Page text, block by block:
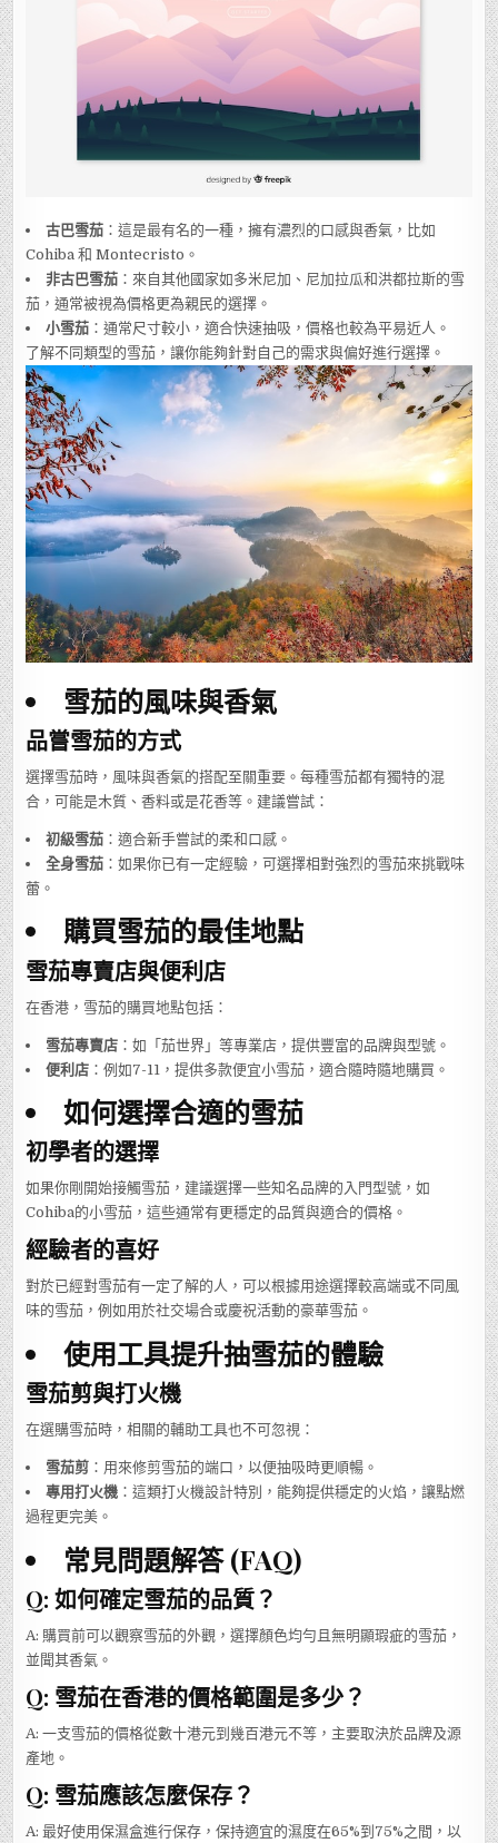
古巴雪茄 ：這是最有名的一種，擁有濃烈的口感與香氣，比如
Cohiba 和 Montecristo。
非古巴雪茄 ：來自其他國家如多米尼加、尼加拉瓜和洪都拉斯的雪
茄，通常被視為價格更為親民的選擇。
小雪茄 ：通常尺寸較小，適合快速抽吸，價格也較為平易近人。
了解不同類型的雪茄，讓你能夠針對自己的需求與偏好進行選擇。
雪茄的風味與香氣
品嘗雪茄的方式
選擇雪茄時，風味與香氣的搭配至關重要。每種雪茄都有獨特的混
合，可能是木質、香料或是花香等。建議嘗試：
初級雪茄 ：適合新手嘗試的柔和口感。
全身雪茄 ：如果你已有一定經驗，可選擇相對強烈的雪茄來挑戰味
蕾。
購買雪茄的最佳地點
雪茄專賣店與便利店
在香港，雪茄的購買地點包括：
雪茄專賣店 ：如「茄世界」等專業店，提供豐富的品牌與型號。
便利店 ：例如7-11，提供多款便宜小雪茄，適合隨時隨地購買。
如何選擇合適的雪茄
初學者的選擇
如果你剛開始接觸雪茄，建議選擇一些知名品牌的入門型號，如
Cohiba的小雪茄，這些通常有更穩定的品質與適合的價格。
經驗者的喜好
對於已經對雪茄有一定了解的人，可以根據用途選擇較高端或不同風
味的雪茄，例如用於社交場合或慶祝活動的豪華雪茄。
使用工具提升抽雪茄的體驗
雪茄剪與打火機
在選購雪茄時，相關的輔助工具也不可忽視：
雪茄剪 ：用來修剪雪茄的端口，以便抽吸時更順暢。
專用打火機 ：這類打火機設計特別，能夠提供穩定的火焰，讓點燃
過程更完美。
常見問題解答 (FAQ)
Q: 如何確定雪茄的品質？
A: 購買前可以觀察雪茄的外觀，選擇顏色均勻且無明顯瑕疵的雪茄，
並聞其香氣。
Q: 雪茄在香港的價格範圍是多少？
A: 一支雪茄的價格從數十港元到幾百港元不等，主要取決於品牌及源
產地。
Q: 雪茄應該怎麼保存？
A: 最好使用保濕盒進行保存，保持適宜的濕度在65%到75%之間，以